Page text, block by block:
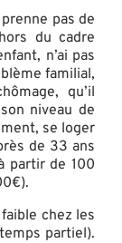
pas de
du cadre
n’ai pas
familial,
qu’il
niveau de
se loger
de 33 ans
partir de 100
chez les
partiel).